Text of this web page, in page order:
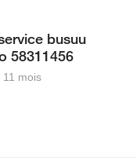
busuu
58311456
11 mois